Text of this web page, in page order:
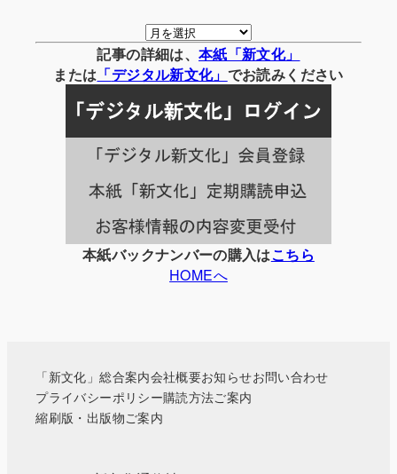
月
別
の
事
一
覧
記事の詳細は、 本紙「新文化」
または 「デジタル新文化」 でお読みください
本紙バックナンバーの購入はこちら
HOMEへ
「新文化」総合案内会社概要お知らせお問い合わせ
プライバシーポリシー購読方法ご案内
縮刷版・出版物ご案内